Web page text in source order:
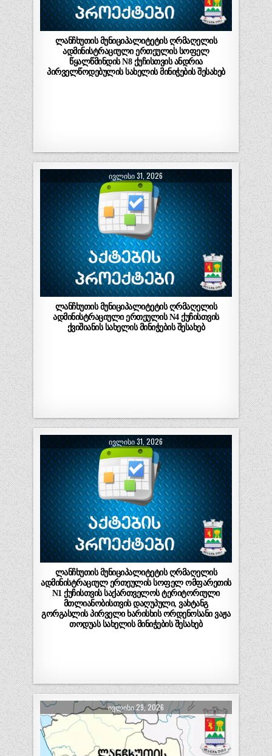
ლანჩხუთის მუნიციპალიტეტის ღრმაღელის
ადმინისტრაციული ერთეულის სოფელ
წყალწმინდის N8 ქუჩისთვის ანდრია
პირველწოდებულის სახელის მინიჭების შესახებ
ᲘᲕᲚᲘᲡᲘ 31, 2026
ლანჩხუთის მუნიციპალიტეტის ღრმაღელის
ადმინისტრაციული ერთეულის N4 ქუჩისთვის
ქვიშიანის სახელის მინიჭების შესახებ
ᲘᲕᲚᲘᲡᲘ 31, 2026
ლანჩხუთის მუნიციპალიტეტის ღრმაღელის
ადმინისტრაციულ ერთეულის სოფელ ომფარეთის
N1 ქუჩისთვის საქართველოს ტერიტორიული
მთლიანობისთვის დაღუპული, ვახტანგ
გორგასლის პირველი ხარისხის ორდენოსანი ვაჟა
თოდუას სახელის მინიჭების შესახებ
ᲘᲕᲚᲘᲡᲘ 29, 2026